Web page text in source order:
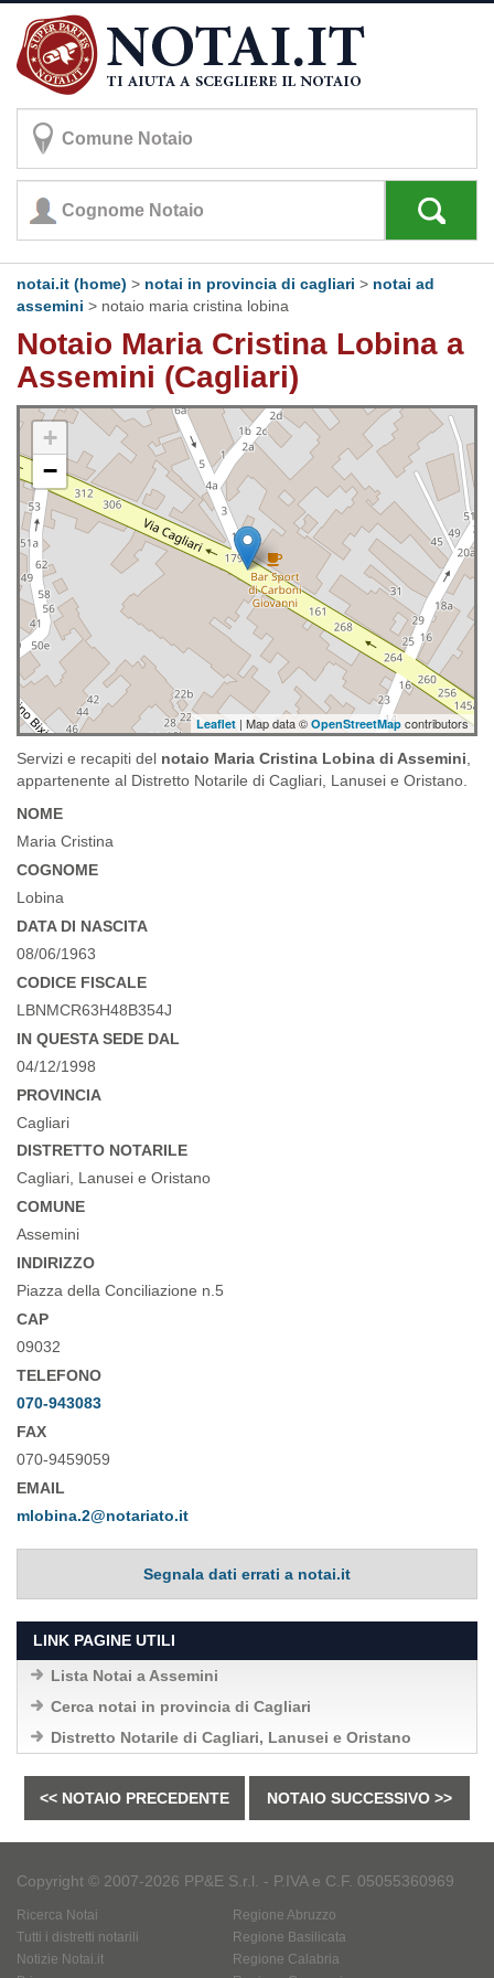
notai.it (home) > notai in provincia di cagliari > notai ad
assemini > notaio maria cristina lobina
Notaio Maria Cristina Lobina a
Assemini (Cagliari)
+
−
Leaflet | Map data © OpenStreetMap contributors
Servizi e recapiti del notaio Maria Cristina Lobina di Assemini
appartenente al Distretto Notarile di Cagliari, Lanusei e Oristano.
NOME
Maria Cristina
COGNOME
Lobina
DATA DI NASCITA
08/06/1963
CODICE FISCALE
LBNMCR63H48B354J
IN QUESTA SEDE DAL
04/12/1998
PROVINCIA
Cagliari
DISTRETTO NOTARILE
Cagliari, Lanusei e Oristano
COMUNE
Assemini
INDIRIZZO
Piazza della Conciliazione n.5
CAP
09032
TELEFONO
070-943083
FAX
070-9459059
EMAIL
mlobina.2@notariato.it
Segnala dati errati a notai.it
LINK PAGINE UTILI
Lista Notai a Assemini
Cerca notai in provincia di Cagliari
Distretto Notarile di Cagliari, Lanusei e Oristano
<< NOTAIO PRECEDENTE NOTAIO SUCCESSIVO >>
Copyright © 2007-2026 PP&E S.r.l. - P.IVA e C.F. 05055360969
Ricerca Notai
Tutti i distretti notarili
Notizie Notai.it
Regione Abruzzo
Regione Basilicata
Regione Calabria